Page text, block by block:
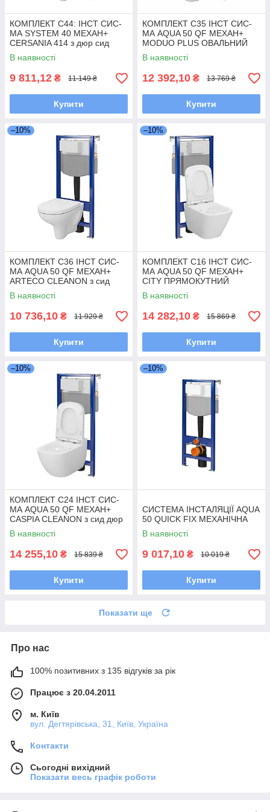
КОМПЛЕКТ С44: ІНСТ СИС-
МА SYSTEM 40 MEХАН+
CERSANIA 414 з дюр сид
LIFT+ кнопка змиву ENTER II
хром
В наявності
9 811,12 ₴ 11 149 ₴
Купити
КОМПЛЕКТ С35 ІНСТ СИС-
МА AQUA 50 QF MEХАН+
MODUO PLUS ОВАЛЬНИЙ
CLEANON з сид дюр ліфт
БЕЗ КНОПКИ
В наявності
12 392,10 ₴ 13 769 ₴
Купити
–10%
КОМПЛЕКТ С36 ІНСТ СИС-
МА AQUA 50 QF MEХАН+
ARTECO CLEANON з сид
дюр ліфт БЕЗ КНОПКИ
В наявності
10 736,10 ₴ 11 929 ₴
Купити
–10%
КОМПЛЕКТ С16 ІНСТ СИС-
МА AQUA 50 QF MEХАН+
CITY ПРЯМОКУТНИЙ
CLEANON з сид дюр ліфт
БЕЗ КНОПКИ
В наявності
14 282,10 ₴ 15 869 ₴
Купити
–10%
КОМПЛЕКТ С24 ІНСТ СИС-
МА AQUA 50 QF MEХАН+
CASPIA CLEANON з сид дюр
ліфт БЕЗ КНОПКИ
В наявності
14 255,10 ₴ 15 839 ₴
Купити
–10%
СИСТЕМА ІНСТАЛЯЦІЇ AQUA
50 QUICK FIX МЕХАНІЧНА
В наявності
9 017,10 ₴ 10 019 ₴
Купити
Показати ще
Про нас
100% позитивних з 135 відгуків за рік
Працює з 20.04.2011
м. Київ
вул. Дегтярівська, 31, Київ, Україна
Контакти
Сьогодні вихідний
Показати весь графік роботи